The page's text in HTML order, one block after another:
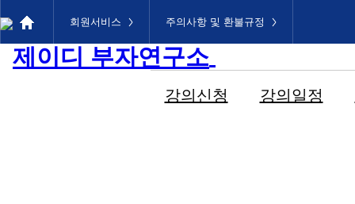
회원서비스 주의사항 및 환불규정
강의신청 강의일정